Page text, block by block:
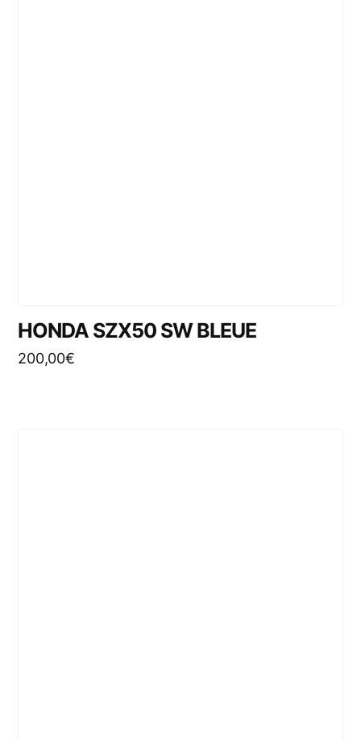
HONDA SZX50 SW BLEUE
200,00€